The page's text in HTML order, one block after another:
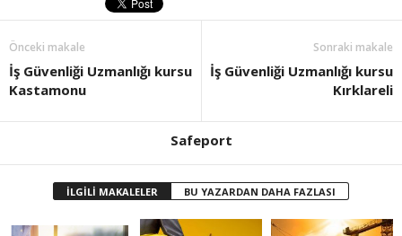
Önceki makale
İş Güvenliği Uzmanlığı kursu
Kastamonu
Sonraki makale
İş Güvenliği Uzmanlığı kursu
Kırklareli
Safeport
İLGİLİ MAKALELER BU YAZARDAN DAHA FAZLASI